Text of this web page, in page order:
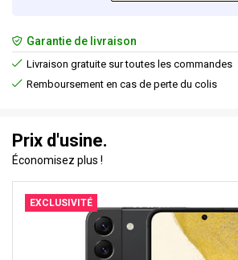
Garantie de livraison
Livraison gratuite sur toutes les commandes
Remboursement en cas de perte du colis
Prix d'usine.
Économisez plus !
EXCLUSIVITÉ